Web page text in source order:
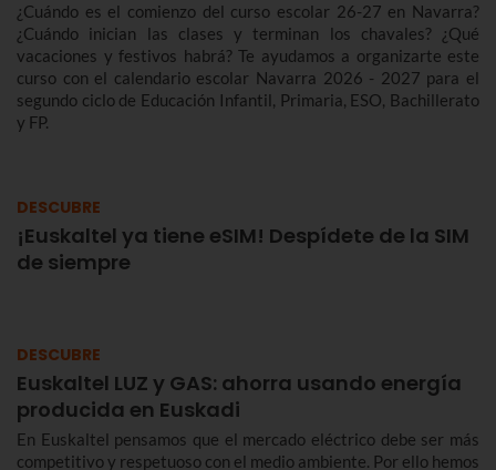
¿Cuándo es el comienzo del curso escolar 26-27 en Navarra?
¿Cuándo inician las clases y terminan los chavales? ¿Qué
vacaciones y festivos habrá? Te ayudamos a organizarte este
curso con el calendario escolar Navarra 2026 - 2027 para el
segundo ciclo de Educación Infantil, Primaria, ESO, Bachillerato
y FP.
DESCUBRE
¡Euskaltel ya tiene eSIM! Despídete de la SIM
de siempre
DESCUBRE
Euskaltel LUZ y GAS: ahorra usando energía
producida en Euskadi
En Euskaltel pensamos que el mercado eléctrico debe ser más
competitivo y respetuoso con el medio ambiente. Por ello hemos